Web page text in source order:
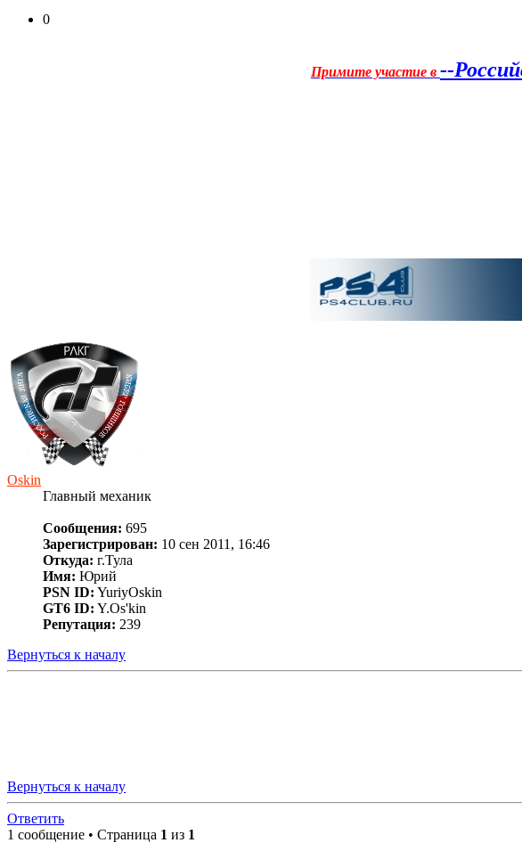
0
Примите участие в --
Oskin
Главный механик
Сообщения: 695
Зарегистрирован: 10 сен 2011, 16:46
Откуда: г.Тула
Имя: Юрий
PSN ID: YuriyOskin
GT6 ID: Y.Os'kin
Репутация: 239
Вернуться к началу
Вернуться к началу
Ответить
1 сообщение • Страница 1 из 1